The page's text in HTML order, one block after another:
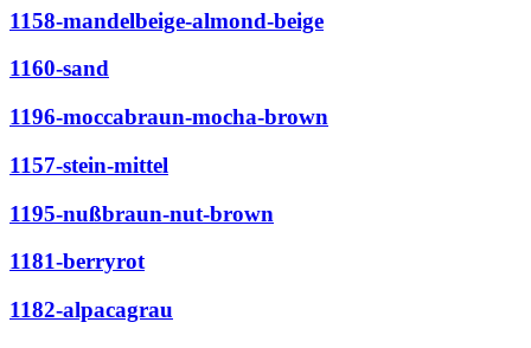
1158-mandelbeige-almond-beige
1160-sand
1196-moccabraun-mocha-brown
1157-stein-mittel
1195-nußbraun-nut-brown
1181-berryrot
1182-alpacagrau